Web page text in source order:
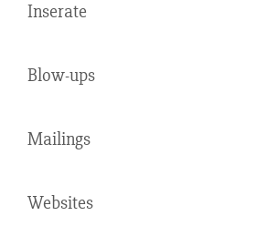
Inserate
Blow-ups
Mailings
Websites